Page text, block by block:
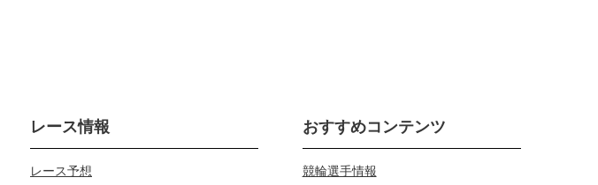
レース情報
レース予想
おすすめコンテンツ
競輪選手情報